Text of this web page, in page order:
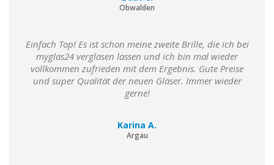
Obwalden
Einfach Top! Es ist schon meine zweite Brille, die ich bei
myglas24 verglasen lassen und ich bin mal wieder
vollkommen zufrieden mit dem Ergebnis. Gute Preise
und super Qualität der neuen Gläser. Immer wieder
gerne!
Karina A.
Argau